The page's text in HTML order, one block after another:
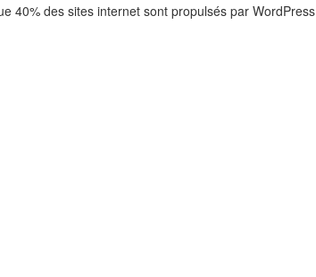
40% des sites internet sont propulsés par WordPress